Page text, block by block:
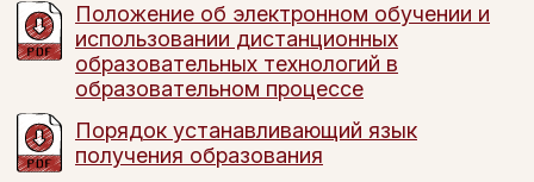
Положение об электронном обучении и
использовании дистанционных
образовательных технологий в
образовательном процессе
Порядок устанавливающий язык
получения образования